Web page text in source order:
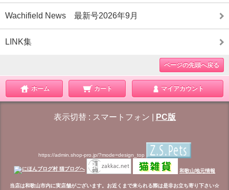
Wachifield News 最新号2026年9月
LINK集
ページの先頭へ戻る
ホーム カート マイアカウント
表示切替 : スマートフォン PC版
https://admin.shop-pro.jp/?mode=design_top
和歌山地元情報
当店は和歌山市内に実店舗がございます。お近くまで来られる際は是非お立ち寄り下さい☆